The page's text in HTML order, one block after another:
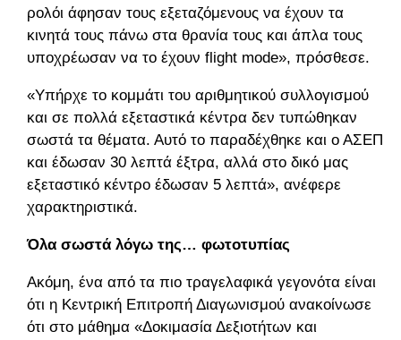
ρολόι άφησαν τους εξεταζόμενους να έχουν τα
κινητά τους πάνω στα θρανία τους και άπλα τους
υποχρέωσαν να το έχουν flight mode», πρόσθεσε.
«Υπήρχε το κομμάτι του αριθμητικού συλλογισμού
και σε πολλά εξεταστικά κέντρα δεν τυπώθηκαν
σωστά τα θέματα. Αυτό το παραδέχθηκε και ο ΑΣΕΠ
και έδωσαν 30 λεπτά έξτρα, αλλά στο δικό μας
εξεταστικό κέντρο έδωσαν 5 λεπτά», ανέφερε
χαρακτηριστικά.
Όλα σωστά λόγω της… φωτοτυπίας
Ακόμη, ένα από τα πιο τραγελαφικά γεγονότα είναι
ότι η Κεντρική Επιτροπή Διαγωνισμού ανακοίνωσε
ότι στο μάθημα «Δοκιμασία Δεξιοτήτων και